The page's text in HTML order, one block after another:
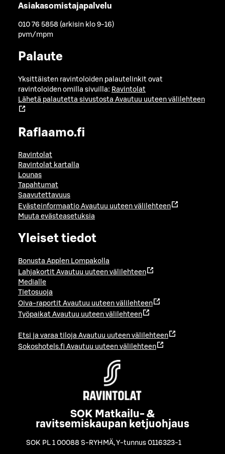
Asiakasomistajapalvelu
010 76 5858 (arkisin klo 9-16)
pvm/mpm
Palaute
Yksittäisten ravintoloiden palautelinkit ovat
ravintoloiden omilla sivuilla: Ravintolat
Lähetä palautetta sivustosta Avautuu uuteen välilehteen
Raflaamo.fi
Ravintolat
Ravintolat kartalla
Lounas
Tapahtumat
Saavutettavuus
Evästeinformaatio Avautuu uuteen välilehteen
Muuta evästeasetuksia
Yleiset tiedot
Bonusta Applen Lompakolla
Lahjakortit Avautuu uuteen välilehteen
Medialle
Tietosuoja
Oiva-raportit Avautuu uuteen välilehteen
Työpaikat Avautuu uuteen välilehteen
Etsi ja varaa tiloja Avautuu uuteen välilehteen
Sokoshotels.fi Avautuu uuteen välilehteen
SOK Matkailu- &
ravitsemiskaupan ketjuohjaus
SOK PL 1 00088 S-RYHMÄ,Y-tunnus 0116323-1